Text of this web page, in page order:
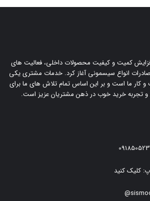
کمیت و کیفیت محصولات داخلی، فعالیت های
انواع سیسمونی آغاز کرد. خدمات مشتری یکی
کار ما است و بر این اساس تمام تلاش های ما برای
و تجربه خرید خوب در ذهن مشتریان عزیز است.
کلیک کنید